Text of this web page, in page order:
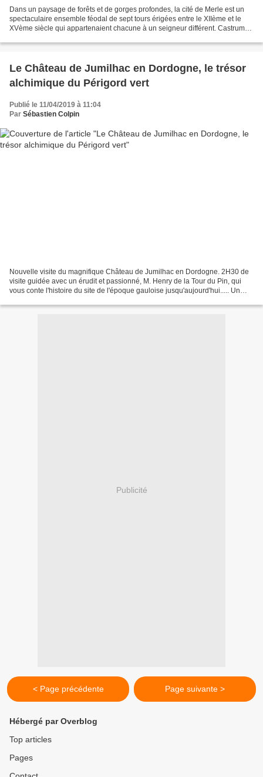
Dans un paysage de forêts et de gorges profondes, la cité de Merle est un
spectaculaire ensemble féodal de sept tours érigées entre le XIIème et le
XVème siècle qui appartenaient chacune à un seigneur différent. Castrum
Le Château de Jumilhac en Dordogne, le trésor
alchimique du Périgord vert
Publié le 11/04/2019 à 11:04
Par Sébastien Colpin
Nouvelle visite du magnifique Château de Jumilhac en Dordogne. 2H30 de
visite guidée avec un érudit et passionné, M. Henry de la Tour du Pin, qui
vous conte l'histoire du site de l'époque gauloise jusqu'aujourd'hui..... Un
Publicité
< Page précédente Page suivante >
Hébergé par Overblog
Top articles
Pages